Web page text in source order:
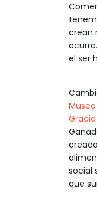
crean
el ser
social
que